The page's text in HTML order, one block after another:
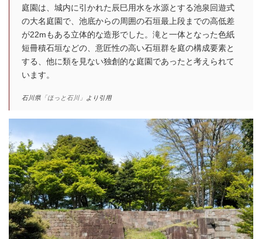
庭園は、城内に引かれた辰巳用水を水源とする池泉回遊式
の大名庭園で、池底からの周囲の石垣最上段までの高低差
が22mもある立体的な造形でした。滝と一体となった色紙
短冊積石垣などの、意匠性の高い石垣群を庭の構成要素と
する、他に類を見ない独創的な庭園であったと考えられて
います。
石川県 「ほっと石川」 より引用